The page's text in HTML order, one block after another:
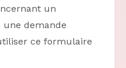
un
demande
ce formulaire